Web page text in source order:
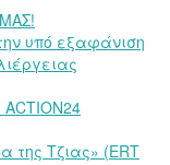
υπό εξαφάνιση
της Τζιας» (ERT